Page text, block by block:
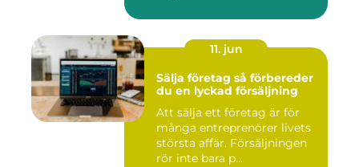
11. jun
Sälja företag så förbereder
du en lyckad försäljning
Att sälja ett företag är för
många entreprenörer livets
största affär. Försäljningen
rör inte bara p...